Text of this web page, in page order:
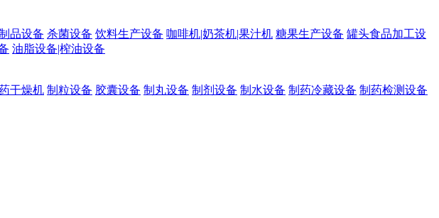
品设备 杀菌设备 饮料生产设备 咖啡机|奶茶机|果汁机 糖果生产设备 罐头食品加工设
油脂设备|榨油设备
干燥机 制粒设备 胶囊设备 制丸设备 制剂设备 制水设备 制药冷藏设备 制药检测设备